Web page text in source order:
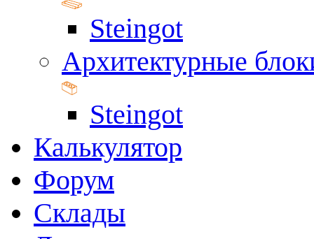
Steingot
Архитектурные
Steingot
Калькулятор
Форум
Склады